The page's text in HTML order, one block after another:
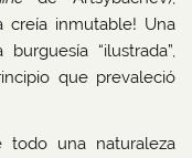
creía inmutable! Una
“ilustrada”,
que prevaleció
todo una naturaleza